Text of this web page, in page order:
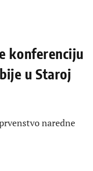
konferenciju
u Staroj
naredne